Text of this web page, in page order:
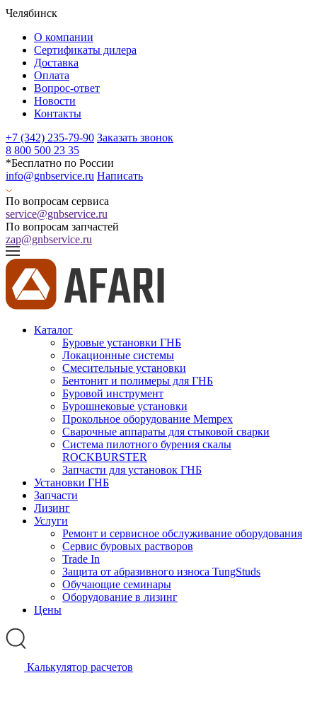
Челябинск
О компании
Сертификаты дилера
Доставка
Оплата
Вопрос-ответ
Новости
Контакты
+7 (342) 235-79-90 Заказать звонок
8 800 500 23 35
*Бесплатно по России
info@gnbservice.ru Написать
По вопросам сервиса
service@gnbservice.ru
По вопросам запчастей
zap@gnbservice.ru
Каталог
Буровые установки ГНБ
Локационные системы
Смесительные установки
Бентонит и полимеры для ГНБ
Буровой инструмент
Бурошнековые установки
Прокольное оборудование Mempex
Сварочные аппараты для стыковой сварки
Система пилотного бурения скалы
ROCKBURSTER
Запчасти для установок ГНБ
Установки ГНБ
Запчасти
Лизинг
Услуги
Ремонт и сервисное обслуживание оборудования
Сервис буровых растворов
Trade In
Защита от абразивного износа TungStuds
Обучающие семинары
Оборудование в лизинг
Цены
Калькулятор расчетов